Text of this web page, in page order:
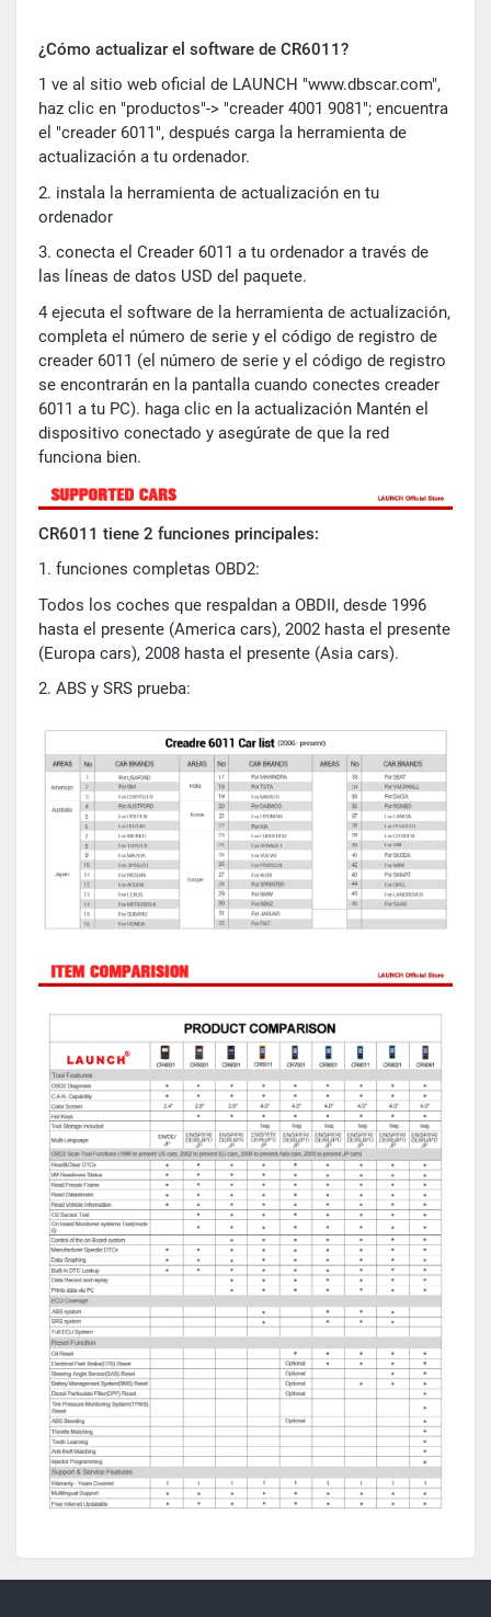
¿Cómo actualizar el software de CR6011?
1 ve al sitio web oficial de LAUNCH "www.dbscar.com",
haz clic en "productos"-> "creader 4001 9081"; encuentra
el "creader 6011", después carga la herramienta de
actualización a tu ordenador.
2. instala la herramienta de actualización en tu
ordenador
3. conecta el Creader 6011 a tu ordenador a través de
las líneas de datos USD del paquete.
4 ejecuta el software de la herramienta de actualización,
completa el número de serie y el código de registro de
creader 6011 (el número de serie y el código de registro
se encontrarán en la pantalla cuando conectes creader
6011 a tu PC). haga clic en la actualización Mantén el
dispositivo conectado y asegúrate de que la red
funciona bien.
CR6011 tiene 2 funciones principales:
1. funciones completas OBD2:
Todos los coches que respaldan a OBDII, desde 1996
hasta el presente (America cars), 2002 hasta el presente
(Europa cars), 2008 hasta el presente (Asia cars).
2. ABS y SRS prueba: